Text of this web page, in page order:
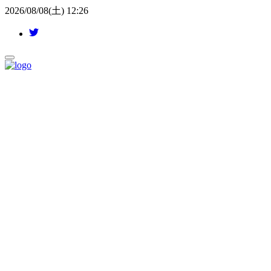
2026/08/08(土) 12:26